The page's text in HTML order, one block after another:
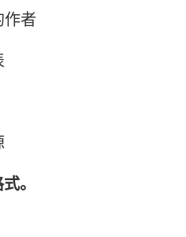
者
。